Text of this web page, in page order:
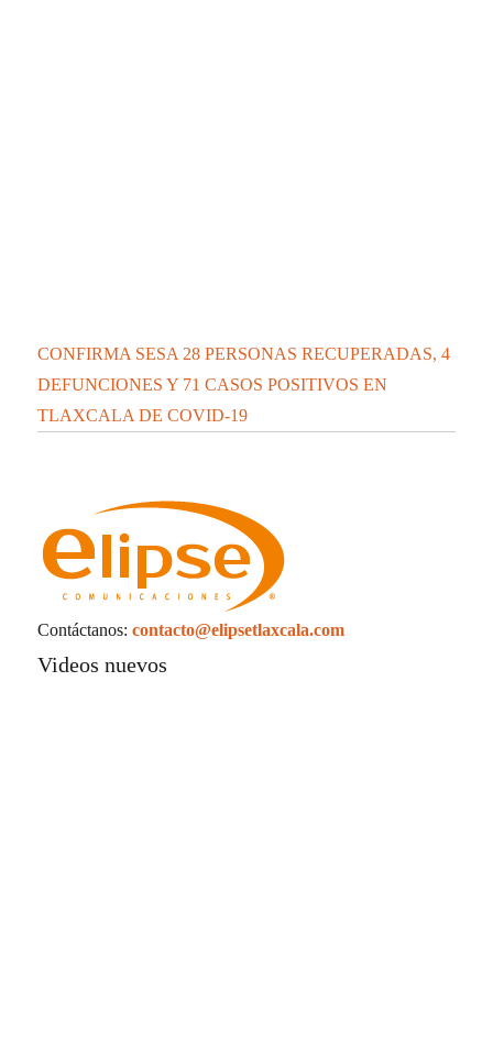
CONFIRMA SESA 28 PERSONAS RECUPERADAS, 4
DEFUNCIONES Y 71 CASOS POSITIVOS EN
TLAXCALA DE COVID-19
Contáctanos: contacto@elipsetlaxcala.com
Videos nuevos